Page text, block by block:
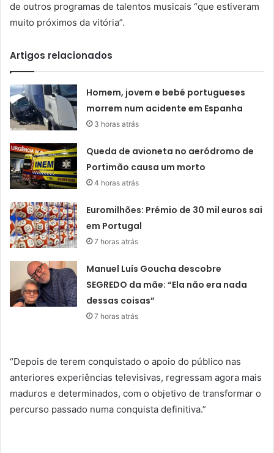
de outros programas de talentos musicais “que estiveram
muito próximos da vitória”.
Artigos relacionados
Homem, jovem e bebé portugueses
morrem num acidente em Espanha
3 horas atrás
Queda de avioneta no aeródromo de
Portimão causa um morto
4 horas atrás
Euromilhões: Prémio de 30 mil euros sai
em Portugal
7 horas atrás
Manuel Luís Goucha descobre
SEGREDO da mãe: “Ela não era nada
dessas coisas”
7 horas atrás
“Depois de terem conquistado o apoio do público nas
anteriores experiências televisivas, regressam agora mais
maduros e determinados, com o objetivo de transformar o
percurso passado numa conquista definitiva.”